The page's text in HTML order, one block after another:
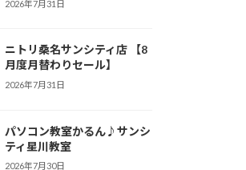
2026年7月31日
ニトリ桑名サンシティ店 【8
月度月替わりセール】
2026年7月31日
パソコン教室かるん♪サンシ
ティ星川教室
2026年7月30日